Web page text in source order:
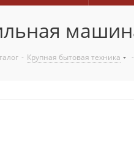
- Крупная бытовая техника -